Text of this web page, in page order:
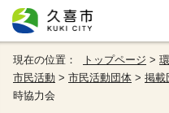
現在の位置： トップページ >
市民活動 > 市民活動団体 > 掲載
時協力会